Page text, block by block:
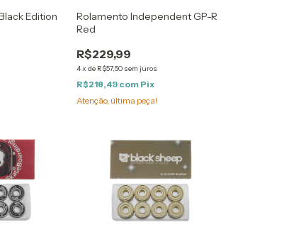
Edition
Rolamento Independent GP-R
Red
R$229,99
4x de R$57,50 sem juros
R$218,49 com Pix
Atenção, última peça!